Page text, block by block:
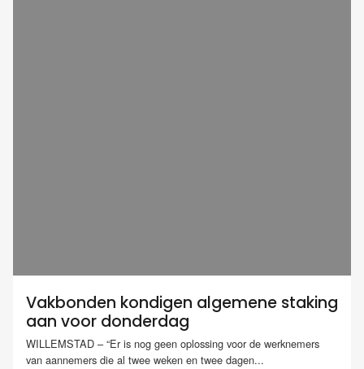
Vakbonden kondigen algemene staking
aan voor donderdag
WILLEMSTAD – “Er is nog geen oplossing voor de werknemers
van aannemers die al twee weken en twee dagen...